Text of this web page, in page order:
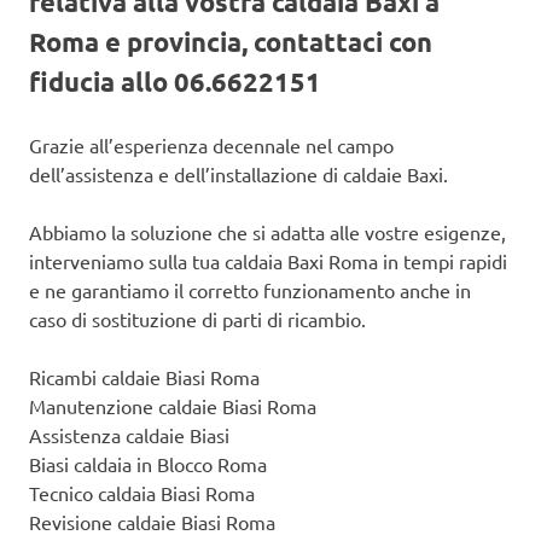
Roma e provincia, contattaci con
fiducia allo 06.6622151
Grazie all’esperienza decennale nel campo
dell’assistenza e dell’installazione di caldaie Baxi.
Abbiamo la soluzione che si adatta alle vostre esigenze,
interveniamo sulla tua caldaia Baxi Roma in tempi rapidi
e ne garantiamo il corretto funzionamento anche in
caso di sostituzione di parti di ricambio.
Ricambi caldaie Biasi Roma
Manutenzione caldaie Biasi Roma
Assistenza caldaie Biasi
Biasi caldaia in Blocco Roma
Tecnico caldaia Biasi Roma
Revisione caldaie Biasi Roma